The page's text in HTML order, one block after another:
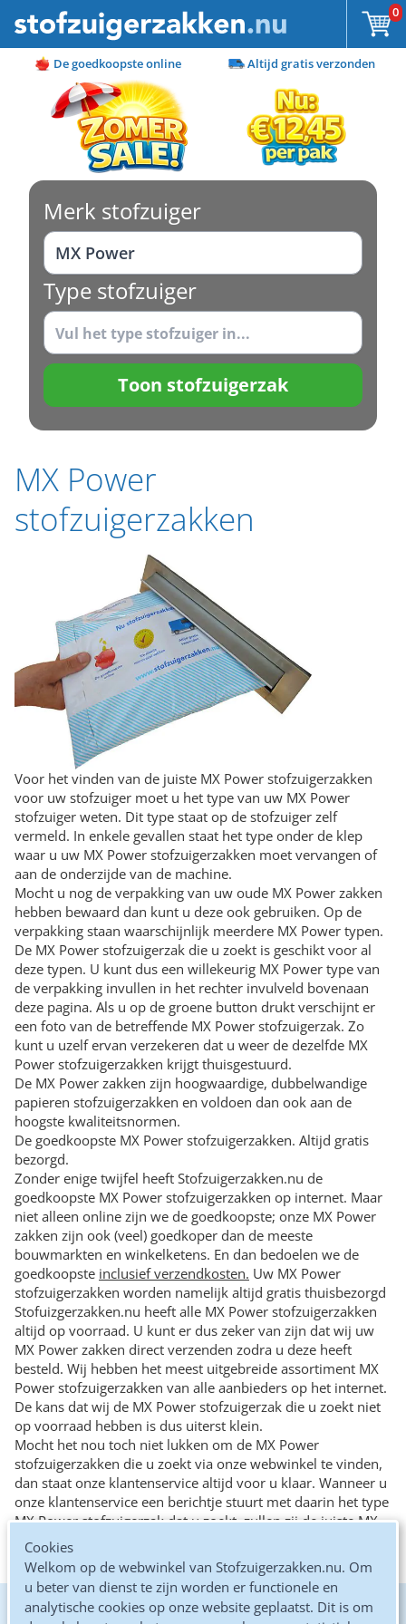
Ga naar de inhoud 0
De goedkoopste online Altijd gratis verzonden
Merk stofzuiger
Type stofzuiger
Toon stofzuigerzak
MX Power
stofzuigerzakken
Voor het vinden van de juiste MX Power stofzuigerzakken
voor uw stofzuiger moet u het type van uw MX Power
stofzuiger weten. Dit type staat op de stofzuiger zelf
vermeld. In enkele gevallen staat het type onder de klep
waar u uw MX Power stofzuigerzakken moet vervangen of
aan de onderzijde van de machine.
Mocht u nog de verpakking van uw oude MX Power zakken
hebben bewaard dan kunt u deze ook gebruiken. Op de
verpakking staan waarschijnlijk meerdere MX Power typen.
De MX Power stofzuigerzak die u zoekt is geschikt voor al
deze typen. U kunt dus een willekeurig MX Power type van
de verpakking invullen in het rechter invulveld bovenaan
deze pagina. Als u op de groene button drukt verschijnt er
een foto van de betreffende MX Power stofzuigerzak. Zo
kunt u uzelf ervan verzekeren dat u weer de dezelfde MX
Power stofzuigerzakken krijgt thuisgestuurd.
De MX Power zakken zijn hoogwaardige, dubbelwandige
papieren stofzuigerzakken en voldoen dan ook aan de
hoogste kwaliteitsnormen.
De goedkoopste MX Power stofzuigerzakken. Altijd gratis
bezorgd.
Zonder enige twijfel heeft Stofzuigerzakken.nu de
goedkoopste MX Power stofzuigerzakken op internet. Maar
niet alleen online zijn we de goedkoopste; onze MX Power
zakken zijn ook (veel) goedkoper dan de meeste
bouwmarkten en winkelketens. En dan bedoelen we de
goedkoopste inclusief verzendkosten. Uw MX Power
stofzuigerzakken worden namelijk altijd gratis thuisbezorgd
Stofuizgerzakken.nu heeft alle MX Power stofzuigerzakken
altijd op voorraad. U kunt er dus zeker van zijn dat wij uw
MX Power zakken direct verzenden zodra u deze heeft
besteld. Wij hebben het meest uitgebreide assortiment MX
Power stofzuigerzakken van alle aanbieders op het internet.
De kans dat wij de MX Power stofzuigerzak die u zoekt niet
op voorraad hebben is dus uiterst klein.
Mocht het nou toch niet lukken om de MX Power
stofzuigerzakken die u zoekt via onze webwinkel te vinden,
dan staat onze klantenservice altijd voor u klaar. Wanneer u
onze klantenservice een berichtje stuurt met daarin het type
MX Power stofzuigerzak dat u zoekt, zullen zij de juiste MX
Power stofzuigerzakken voor u opzoeken en deze (na uw
akkoord) aan u toesturen.
De goedkoopste online
Cookies
Welkom op de webwinkel van Stofzuigerzakken.nu. Om
u beter van dienst te zijn worden er functionele en
analytische cookies op onze website geplaatst. Dit is om